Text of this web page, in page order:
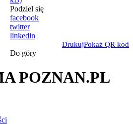
Podziel się
facebook
twitter
linkedin
DrukujPokaż QR kod
Do góry
POZNAN.PL